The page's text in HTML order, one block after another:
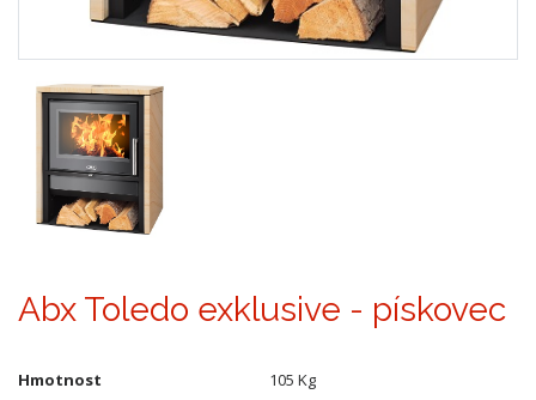
Abx Toledo exklusive - pískovec
Hmotnost 105 Kg